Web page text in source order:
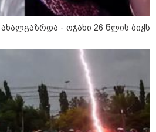
დაზღვევა და
ინტერნეტი
- ოჯახი 26 წლის ბიჭს